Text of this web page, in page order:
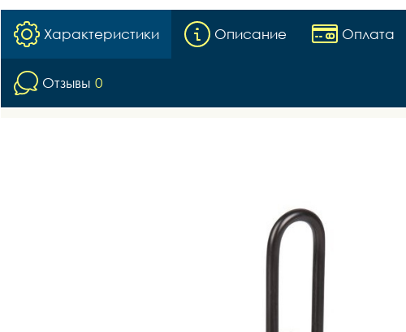
Характеристики Описание Оплата
Отзывы 0